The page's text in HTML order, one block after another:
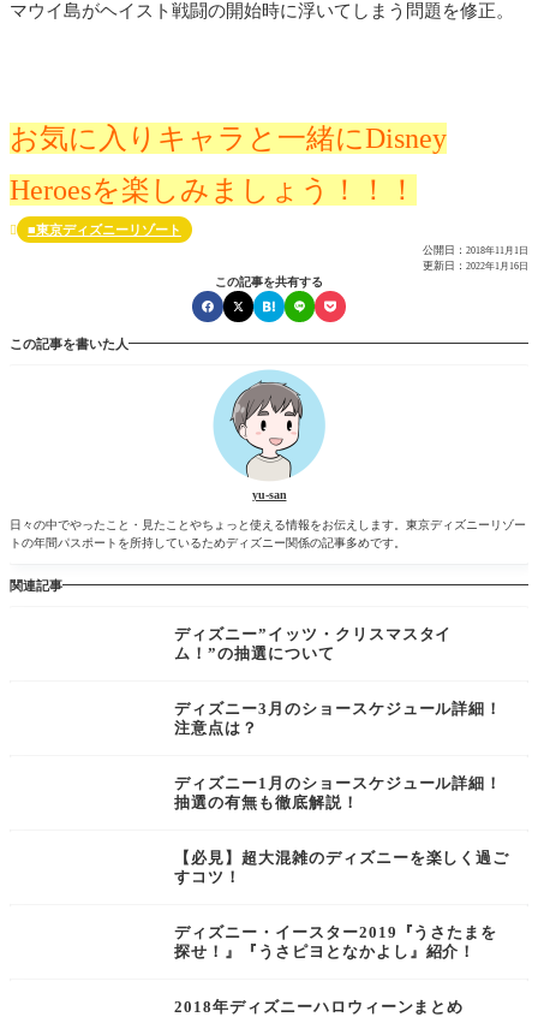
マウイ島がヘイスト戦闘の開始時に浮いてしまう問題を修正。
お気に入りキャラと一緒にDisney
Heroesを楽しみましょう！！！
 ■東京ディズニーリゾート
公開日： 2018年11月1日
更新日： 2022年1月16日
この記事を共有する
この記事を書いた人
yu-san
日々の中でやったこと・見たことやちょっと使える情報をお伝えします。東京ディズニーリゾー
トの年間パスポートを所持しているためディズニー関係の記事多めです。
関連記事
ディズニー”イッツ・クリスマスタイ
ム！”の抽選について
ディズニー3月のショースケジュール詳細！
注意点は？
ディズニー1月のショースケジュール詳細！
抽選の有無も徹底解説！
【必見】超大混雑のディズニーを楽しく過ご
すコツ！
ディズニー・イースター2019『うさたまを
探せ！』『うさピヨとなかよし』紹介！
2018年ディズニーハロウィーンまとめ